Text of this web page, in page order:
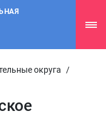
округа
/